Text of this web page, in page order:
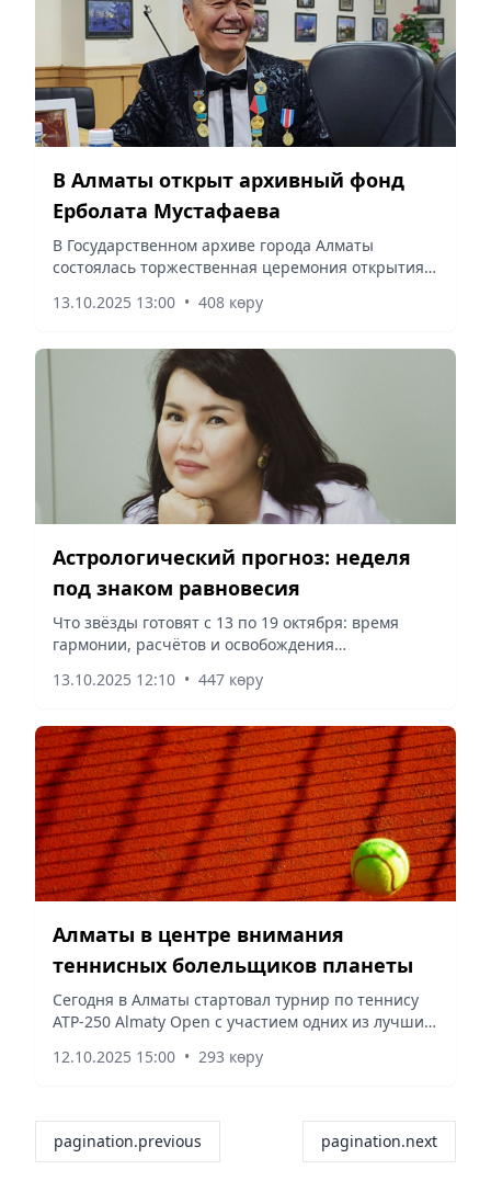
В Алматы открыт архивный фонд
Ерболата Мустафаева
В Государственном архиве города Алматы
состоялась торжественная церемония открытия
известного казахского кюйши, Заслуженного
13.10.2025 13:00 • 408 көру
Астрологический прогноз: неделя
под знаком равновесия
Что звёзды готовят с 13 по 19 октября: время
гармонии, расчётов и освобождения
Сербаева поделилась с читателями Vecher.kz
13.10.2025 12:10 • 447 көру
Алматы в центре внимания
теннисных болельщиков планеты
Сегодня в Алматы стартовал турнир по теннису
ATP-250 Almaty Open с участием одних из лучших
Vecher.kz.
12.10.2025 15:00 • 293 көру
pagination.previous pagination.next